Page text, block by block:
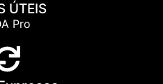
ÚTEIS
Pro